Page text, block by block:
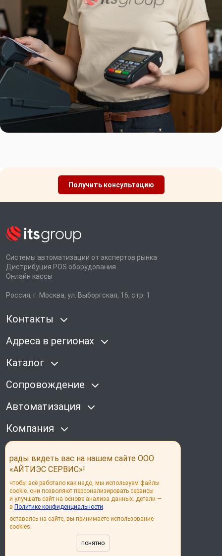
Получить консультацию
Системы автоматизации от экспертов рынка
Дистрибуция POS оборудования
Онлайн кассы
Россия, г. Москва, ул. Выборгская, 16, стр. 1
Контакты
Адреса в регионах
Каталог
Сопровождение
Автоматизация
Компания
Наши соц сети
© its group 2026
Политика конфиденциальности
Согласие на обработку персональных данных
рады видеть вас на нашем сайте ООО
«АЙТИЭС СЕРВИС»!
чтобы всё работало как надо, мы используем файлы
cookie. они позволяют персонализировать сервисы
и улучшать сайт на основе анализа данных. детали —
в Политике конфиденциальности.
оставаясь на сайте, вы принимаете использование
cookies.
понятно